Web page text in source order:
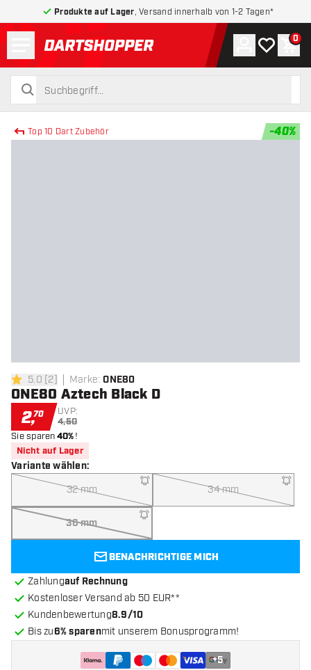
Produkte auf Lager , Versand innerhalb von 1-2 Tagen*
zurück zur Startseite
suchen
suchen
Konto
Meine 0
Top 10 Dart Zubehör -40%
5 Bewertungssterne
5.0 [2] Marke: ONE80
ONE80 Aztech Black D
2,70 UVP:
4,50
Sie sparen40%!
Nicht auf Lager
Variante wählen:
32 mm 34 mm
36 mm
BENACHRICHTIGE MICH
Zahlungauf Rechnung
Kostenloser Versand ab 50 EUR**
Kundenbewertung8.9/10
Bis zu6% sparenmit unserem Bonusprogramm!
+5